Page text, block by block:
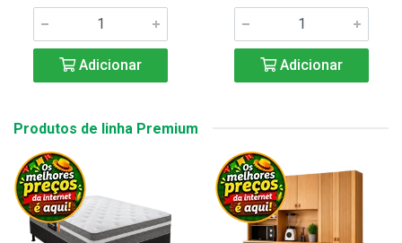
Adicionar Adicionar
Produtos de linha Premium